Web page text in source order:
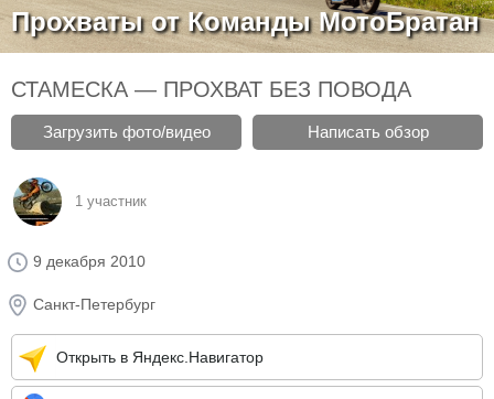
Прохваты от Команды МотоБратан
СТАМЕСКА — ПРОХВАТ БЕЗ ПОВОДА
Загрузить фото/видео Написать обзор
1 участник
9 декабря 2010
Санкт-Петербург
Открыть в Яндекс.Навигатор